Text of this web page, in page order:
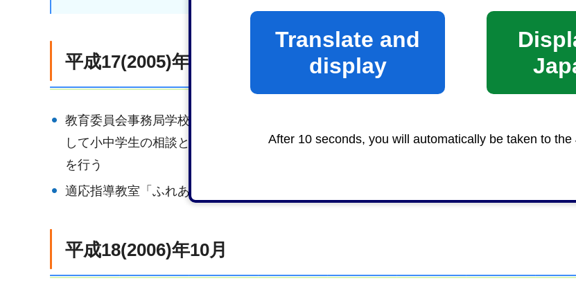
Translate and
display
After 10 seconds, you will automatically be taken to the
平成17(2005)年4月
教育委員会事務局学校教育課の「こども相談センター(清水庁舎内)」「こども相談スペース(
して小中学生の相談と「こどもホットライン」を、市民局青少年育成課で中学卒業以降～
を行う
適応指導教室「ふれあい教室」「はばたく教室」は学校教育課で所管
平成18(2006)年10月